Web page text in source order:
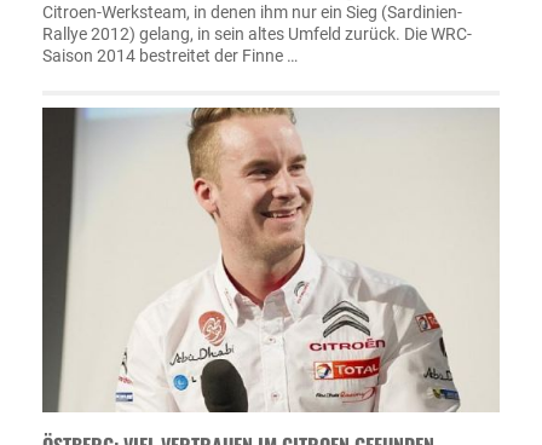
Citroen-Werksteam, in denen ihm nur ein Sieg (Sardinien-
Rallye 2012) gelang, in sein altes Umfeld zurück. Die WRC-
Saison 2014 bestreitet der Finne …